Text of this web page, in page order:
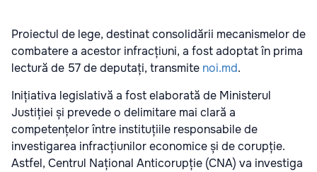
Proiectul de lege, destinat consolidării mecanismelor de
combatere a acestor infracțiuni, a fost adoptat în prima
lectură de 57 de deputați, transmite noi.md.
Inițiativa legislativă a fost elaborată de Ministerul
Justiției și prevede o delimitare mai clară a
competențelor între instituțiile responsabile de
investigarea infracțiunilor economice și de corupție.
Astfel, Centrul Național Anticorupție (CNA) va investiga